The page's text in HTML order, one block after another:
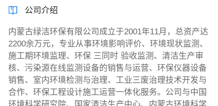
公司介绍
内蒙古绿洁环保有限公司成立于2001年11月，总资产达
2200余万元，专业从事环境影响评价、环境现状监测、
施工期环境监理、环保 三同时 验收监测、清洁生产审
核、污染源在线监测设备的销售与运营、环保仪器设备
销售、室内环境检测与治理、工业三废治理技术开发与
合作、环保工程设计施工运营一体化服务。公司与中国